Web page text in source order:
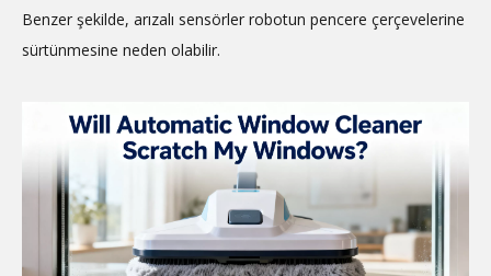
Benzer şekilde, arızalı sensörler robotun pencere çerçevelerine
sürtünmesine neden olabilir.